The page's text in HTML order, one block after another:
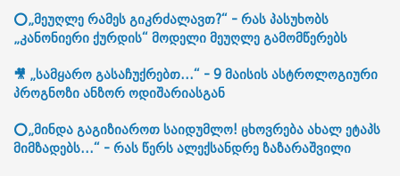
⭕„მეუღლე რამეს გიკრძალავთ?“ - რას პასუხობს
„კანონიერი ქურდის“ მოდელი მეუღლე გამომწერებს
🎥 „სამყარო გასაჩუქრებთ...“ - 9 მაისის ასტროლოგიური
პროგნოზი ანზორ ოდიშარიასგან
⭕„მინდა გაგიზიაროთ საიდუმლო! ცხოვრება ახალ ეტაპს
მიმზადებს...“ - რას წერს ალექსანდრე ზაზარაშვილი